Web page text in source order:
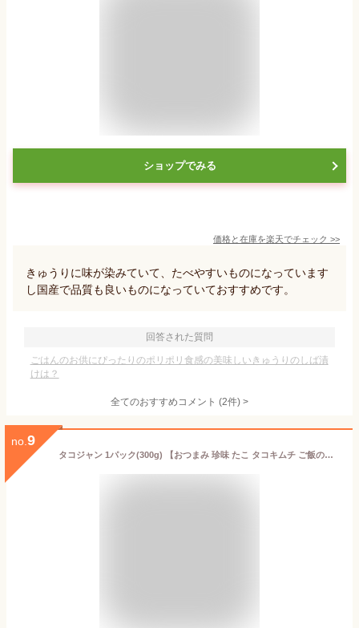
ショップでみる
価格と在庫を楽天でチェック >>
きゅうりに味が染みていて、たべやすいものになっています
し国産で品質も良いものになっていておすすめです。
回答された質問
ごはんのお供にぴったりのポリポリ食感の美味しいきゅうりのしば漬
けは？
全てのおすすめコメント (2件) >
no. 9
タコジャン 1パック(300g) 【おつまみ 珍味 たこ タコキムチ ご飯のお供 キムチ珍味 ギフト 海鮮 韓国食品 】